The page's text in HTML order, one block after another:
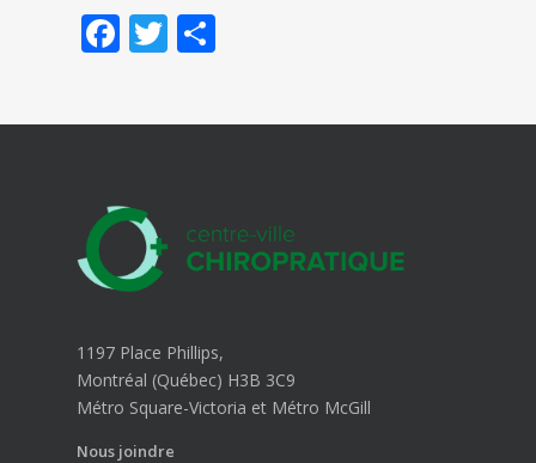
Facebook
Twitter
1197 Place Phillips,
Montréal (Québec) H3B 3C9
Métro Square-Victoria et Métro McGill
Nous joindre